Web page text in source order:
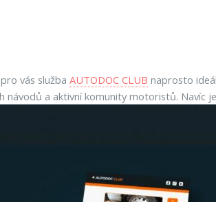
vás služba AUTODOC CLUB naprosto
návodů a aktivní komunity motoristů. Navíc